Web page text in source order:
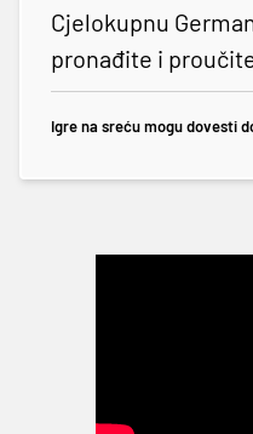
Cjelokupnu
pronađite i
Igre na sreću mogu dovesti